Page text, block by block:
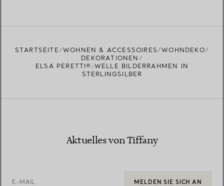
STARTSEITE WOHNEN & ACCESSOIRES
WOHNDEKO
DEKORATIONEN
ELSA PERETTI®:WELLE BILDERRAHMEN IN
STERLINGSILBER
Aktuelles von Tiffany
E-MAIL MELDEN SIE SICH AN